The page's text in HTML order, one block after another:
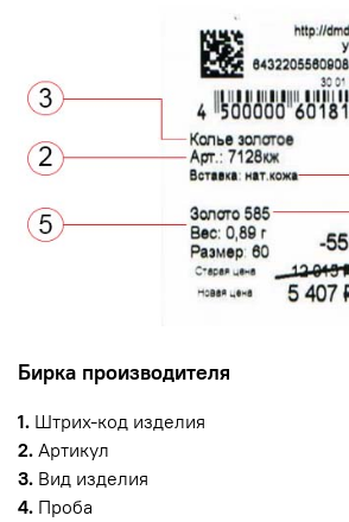
Бирка производителя
1. Штрих-код изделия
2. Артикул
3. Вид изделия
4. Проба